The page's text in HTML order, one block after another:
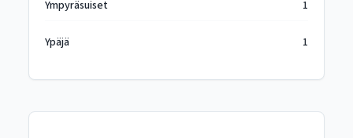
Ympyräsuiset 1
Ypäjä 1